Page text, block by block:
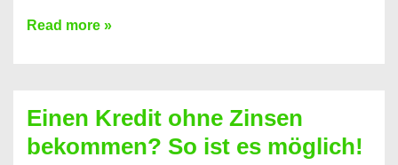
Ist
Festvertrag
für
Read more »
Einen Kredit ohne Zinsen
bekommen? So ist es möglich!